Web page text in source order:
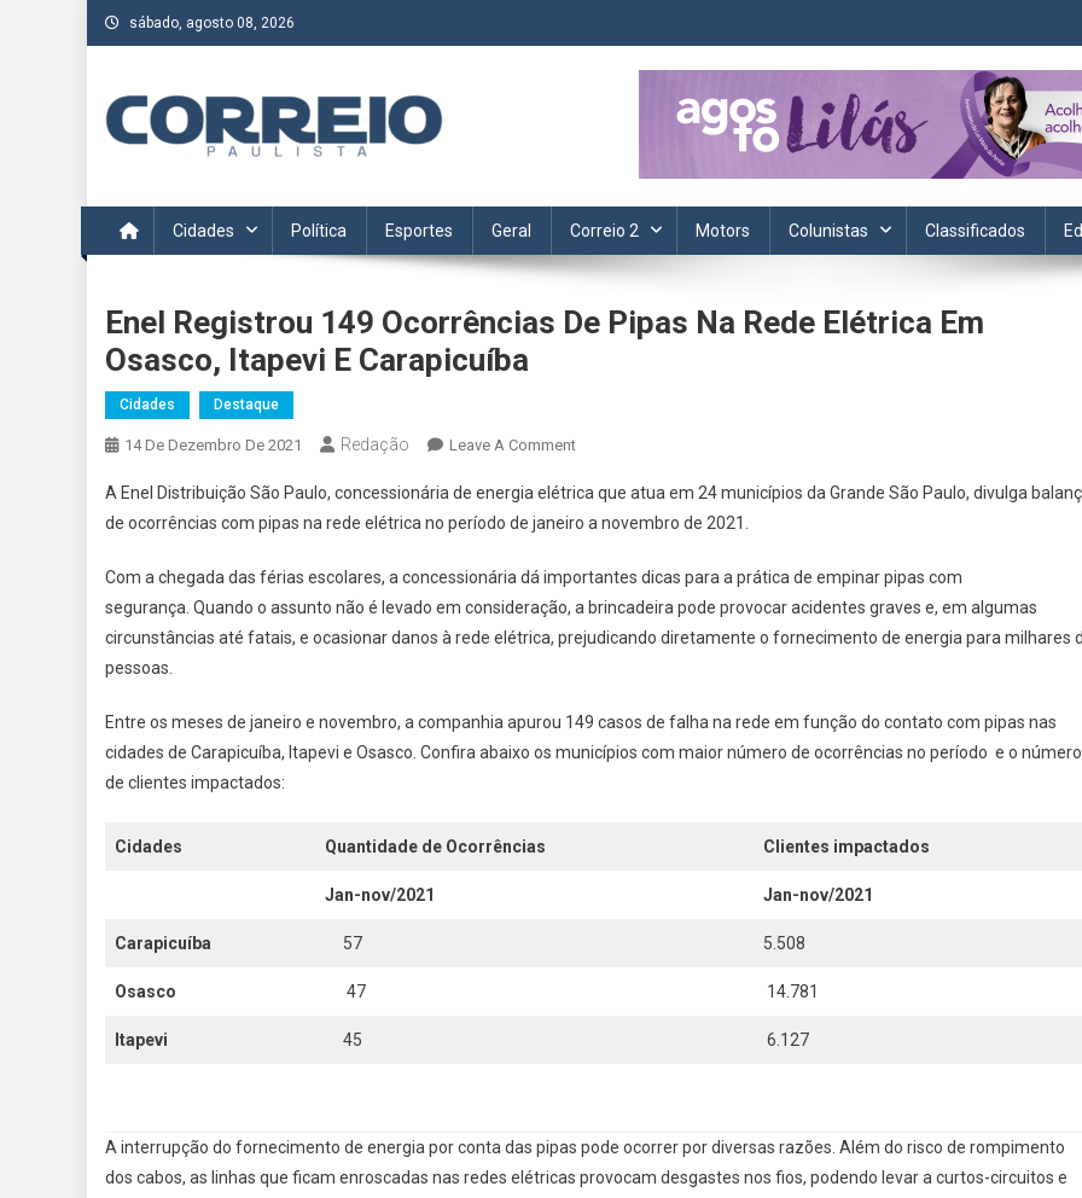
Skip
to
sábado, agosto 08, 2026
Acompanhe as últimas notícias da região no Correio Paulista. Informação, política, saúde, economia, esportes e cotidiano.
Cidades Política Esportes Geral Correio 2 Motors Colunistas Classificados
Enel Registrou 149 Ocorrências De Pipas Na Rede Elétrica Em
Osasco, Itapevi E Carapicuíba
Cidades Destaque
14 De Dezembro De 2021 Redação Leave A CommentOn
Registrou
149
De
Pipas
Na
Em
Osasco,
A Enel Distribuição São Paulo, concessionária de energia elétrica que atua em 24 municípios da Grande São Paulo, divulga
de ocorrências com pipas na rede elétrica no período de janeiro a novembro de 2021.
Com a chegada das férias escolares, a concessionária dá importantes dicas para a prática de empinar pipas com
segurança. Quando o assunto não é levado em consideração, a brincadeira pode provocar acidentes graves e, em algumas
circunstâncias até fatais, e ocasionar danos à rede elétrica, prejudicando diretamente o fornecimento de energia para milhares
pessoas.
Entre os meses de janeiro e novembro, a companhia apurou 149 casos de falha na rede em função do contato com pipas nas
cidades de Carapicuíba, Itapevi e Osasco. Confira abaixo os municípios com maior número de ocorrências no período e o número
de clientes impactados:
Cidades Quantidade de Ocorrências Clientes impactados
Jan-nov/2021 Jan-nov/2021
Carapicuíba 57 5.508
Osasco 47 14.781
Itapevi 45 6.127
A interrupção do fornecimento de energia por conta das pipas pode ocorrer por diversas razões. Além do risco de rompimento
dos cabos, as linhas que ficam enroscadas nas redes elétricas provocam desgastes nos fios, podendo levar a curtos-circuitos e